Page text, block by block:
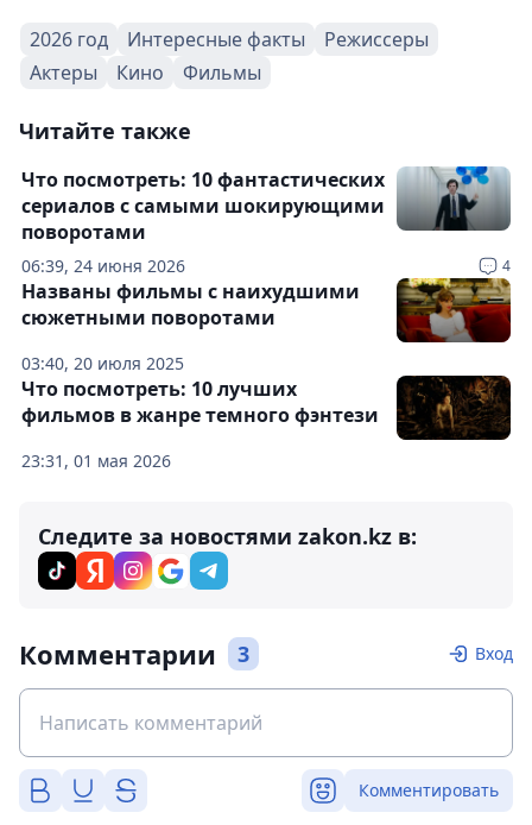
2026 год Интересные факты
Режиссеры
Актеры
Кино Фильмы
Читайте также
06:39, 24 июня 2026 4
Что посмотреть: 10 фантастических
сериалов с самыми шокирующими
поворотами
03:40, 20 июля 2025
Названы фильмы с наихудшими
сюжетными поворотами
23:31, 01 мая 2026
Что посмотреть: 10 лучших
фильмов в жанре темного фэнтези
Следите за новостями zakon.kz в:
Комментарии 3 Вход
Комментировать